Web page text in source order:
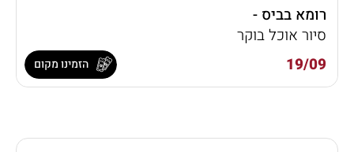
19/09
רומא בביס -
סיור אוכל בוקר
הזמינו מקום